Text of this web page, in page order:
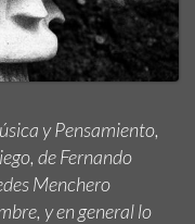
y Pensamiento,
de Fernando
Menchero
y en general lo